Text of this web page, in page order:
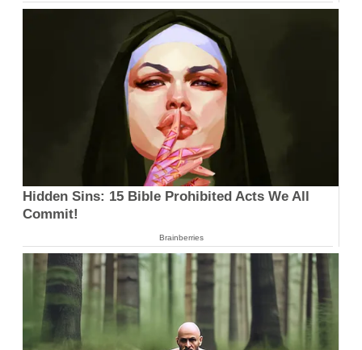
Hidden Sins: 15 Bible Prohibited Acts We All
Commit!
Brainberries